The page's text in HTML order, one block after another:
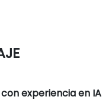
experiencia en IA